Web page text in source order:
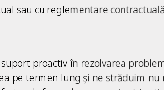
sau cu reglementare
proactiv în rezolvarea
pe termen lung și ne străduim